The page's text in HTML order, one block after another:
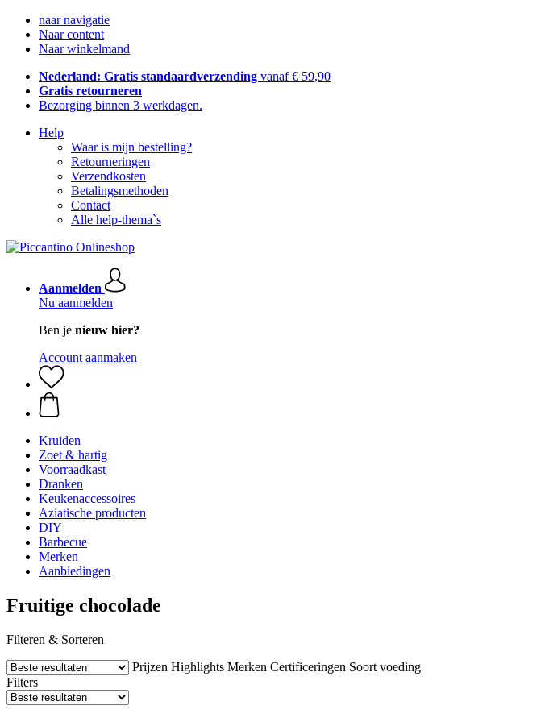
naar navigatie
Naar content
Naar winkelmand
Nederland: Gratis standaardverzending vanaf € 59,90
Gratis retourneren
Bezorging binnen 3 werkdagen.
Help
Waar is mijn bestelling?
Retourneringen
Verzendkosten
Betalingsmethoden
Contact
Alle help-thema`s
Aanmelden
Nu aanmelden
Ben je nieuw hier?
Account aanmaken
Kruiden
Zoet & hartig
Voorraadkast
Dranken
Keukenaccessoires
Aziatische producten
DIY
Barbecue
Merken
Aanbiedingen
Fruitige chocolade
Filteren & Sorteren
Prijzen Highlights Merken Certificeringen Soort voeding
Filters